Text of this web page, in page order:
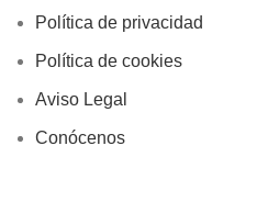
Política de privacidad
Política de cookies
Aviso Legal
Conócenos